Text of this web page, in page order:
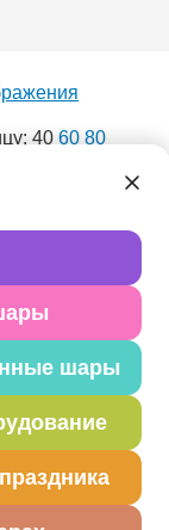
шары
Применить
Сбросить фильтры
40 60 80
Код
Голова
4329 Grabo S.R.L.
поставки: 1 шт